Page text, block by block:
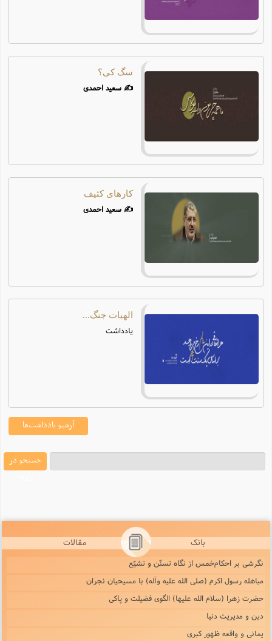
فرهنگ علوم انسانی و اسلامی
سگ کی؟
✍️ سعید احمدی
کارهای کثیف
✍️ سعید احمدی
الهیات جنگ...
یادداشت
آرشیو یادداشت‌ها
جستجو در
بانک مقالات
نگرشى بر احکام‌خمس از نگاه تسنّن و تشیّع‌
مباهله رسول اکرم (صلی الله علیه وآله) با مسیحیان نجران
حضرت زهرا (سلام الله علیها) الگوی فضیلت و پاکی
دین و مدیریت دنیا
یمانی و واقعه ظهور کبری